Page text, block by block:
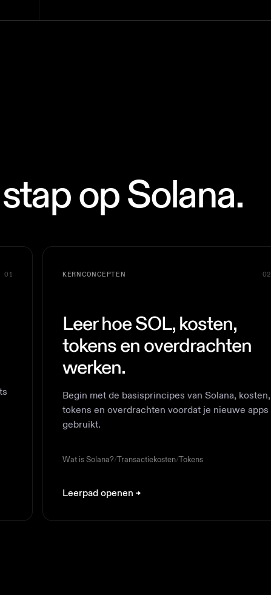
op Solana.
01 KERNCONCEPTEN 02
Leer hoe SOL, kosten,
tokens en overdrachten
werken.
Begin met de basisprincipes van Solana, kosten,
tokens en overdrachten voordat je nieuwe apps
gebruikt.
Wat is Solana?/Transactiekosten/Tokens
Leerpad openen